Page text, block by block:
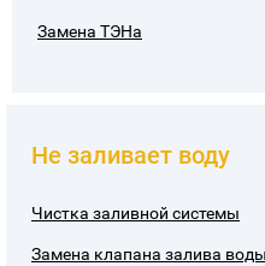
Замена ТЭНа
Не заливает воду
Чистка заливной системы
Замена клапана залива воды